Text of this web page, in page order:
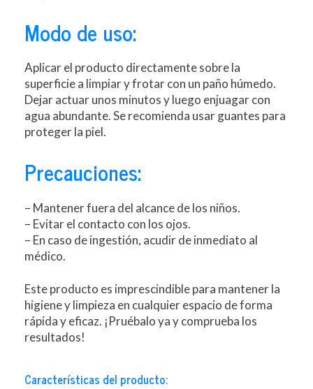
Modo de uso:
Aplicar el producto directamente sobre la
superficie a limpiar y frotar con un paño húmedo.
Dejar actuar unos minutos y luego enjuagar con
agua abundante. Se recomienda usar guantes para
proteger la piel.
Precauciones:
– Mantener fuera del alcance de los niños.
– Evitar el contacto con los ojos.
– En caso de ingestión, acudir de inmediato al
médico.
Este producto es imprescindible para mantener la
higiene y limpieza en cualquier espacio de forma
rápida y eficaz. ¡Pruébalo ya y comprueba los
resultados!
Características del producto: